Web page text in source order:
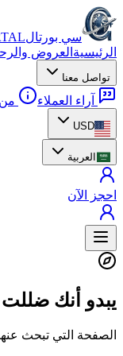
سي بورتال
الرئيسية العروض
تواصل معنا
آراء العملاء
USD
العربية
احجز الآن
يبدو أنك
الصفحة التي تبحث